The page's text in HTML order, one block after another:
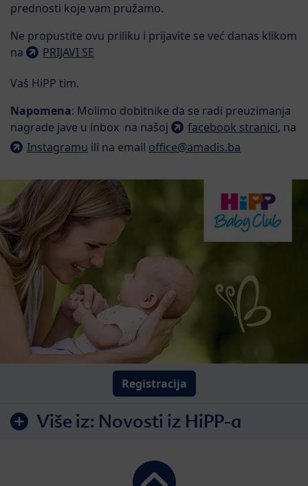
prednosti koje vam pružamo.
Ne propustite ovu priliku i prijavite se već danas klikom
na
PRIJAVI SE
Vaš HiPP tim.
Napomena: Molimo dobitnike da se radi preuzimanja
nagrade jave u inbox na našoj
facebook stranici, na
Instagramu ili na email office@amadis.ba
Registracija
Više iz: Novosti iz HiPP-a